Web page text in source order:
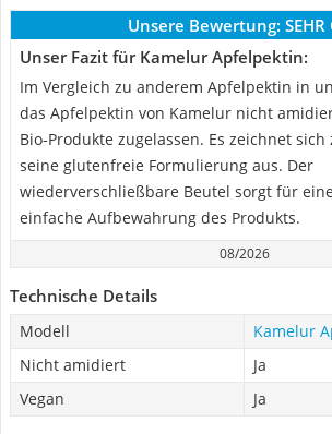
Unsere Bewertung: SEHR
Unser Fazit für Kamelur Apfelpektin:
Im Vergleich zu anderem Apfelpektin in
das Apfelpektin von Kamelur nicht
Bio-Produkte zugelassen. Es zeichnet
seine glutenfreie Formulierung aus. Der
wiederverschließbare Beutel sorgt für
einfache Aufbewahrung des Produkts.
08/2026
Technische Details
Modell
Kamelur
Nicht amidiert
Ja
Vegan
Ja